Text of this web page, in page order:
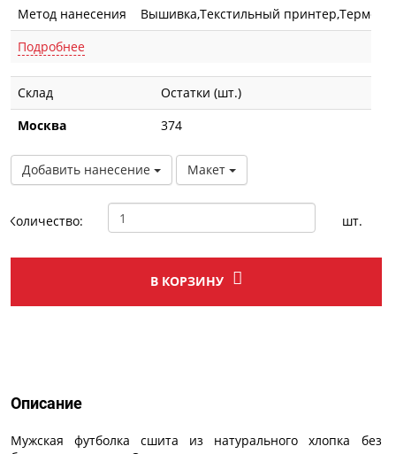
Метод нанесения
Вышивка,Текстильный
Подробнее
Склад
Остатки (шт.)
Москва
374
Добавить нанесение Макет
Количество: шт.
В КОРЗИНУ
Описание
Мужская футболка сшита из натурального хлопка без